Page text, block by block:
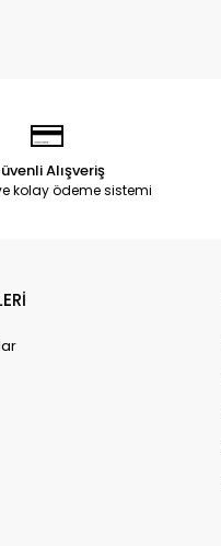
Alışveriş
kolay ödeme sistemi